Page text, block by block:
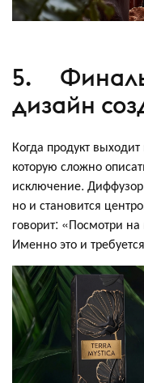
5.
дизайн
Когда продукт
которую сложно
исключение.
но и становится
говорит: «Посмотри
Именно это и